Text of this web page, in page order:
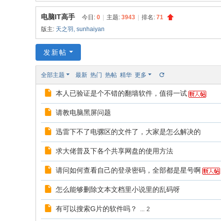
同
社
区
人
华
电脑IT高手 今日: 0 主题: 3943 排名: 71
版主: 天之羽 , sunhaiyan
发新帖
全部主题 最新 热门 热帖 精华 更多
本人已验证是个不错的翻墙软件，值得一试
请教电脑黑屏问题
迅雷下不了电骡区的文件了，大家是怎么解决的
求大佬普及下各个共享网盘的使用方法
请问如何查看自己的登录密码，全部都是星号啊
怎么能够删除文本文档里小说里的乱码呀
有可以搜索G片的软件吗？ ... 2